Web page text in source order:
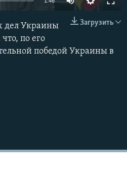
480p
240p
480p
Загрузить
дел Украины
по его
победой Украины в